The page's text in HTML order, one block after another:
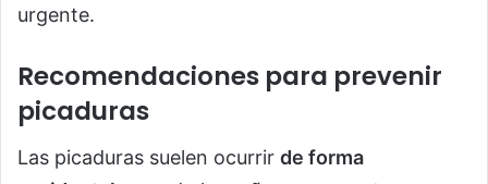
urgente.
Recomendaciones para prevenir
picaduras
Las picaduras suelen ocurrir de forma